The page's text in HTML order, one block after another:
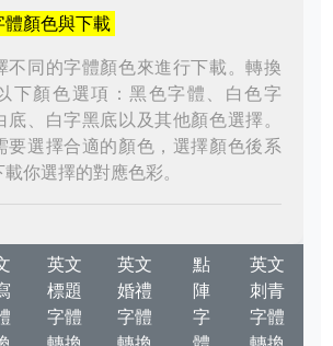
體顏色與下載
不同的字體顏色來進行下載。轉換
下顏色選項：黑色字體、白色字
底、白字黑底以及其他顏色選擇。
要選擇合適的顏色，選擇顏色後系
你選擇的對應色彩。
英文
標題
字體
英文
婚禮
字體
點
陣
字
英文
刺青
字體